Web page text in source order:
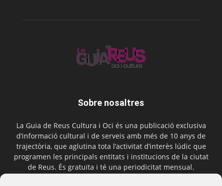
Sobre nosaltres
La Guia de Reus Cultura i Oci és una publicació exclusiva
d’informació cultural i de serveis amb més de 10 anys de
trajectòria, que aglutina tota l’activitat d’interès lúdic que
programen les principals entitats i institucions de la ciutat
de Reus. És gratuïta i té una periodicitat mensual.